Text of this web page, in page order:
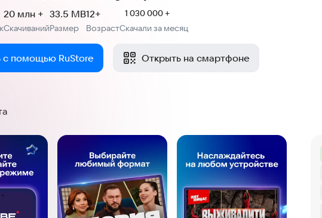
Скачиваний
20 млн +
Размер
33.5 MB
Возраст
12+
1 030 000 +
Скачали за месяц
с помощью RuStore Открыть на смартфоне